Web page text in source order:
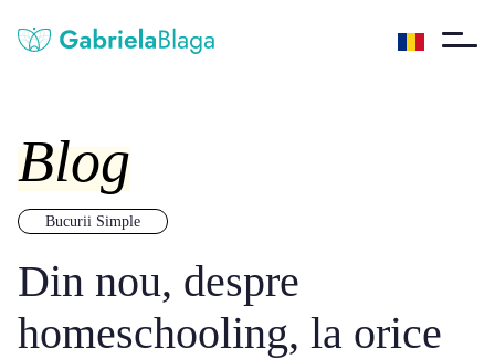
Blog
Bucurii Simple
Din nou, despre
homeschooling, la orice